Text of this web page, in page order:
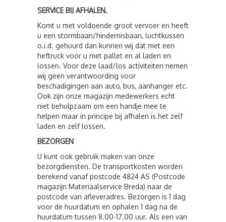
SERVICE BIJ AFHALEN.
Komt u met voldoende groot vervoer en heeft
u een stormbaan/hindernisbaan, luchtkussen
o.i.d. gehuurd dan kunnen wij dat met een
heftruck voor u met pallet en al laden en
lossen. Voor deze laad/los activiteiten nemen
wij geen verantwoording voor
beschadigingen aan auto, bus, aanhanger etc.
Ook zijn onze magazijn medewerkers echt
niet behulpzaam om een handje mee te
helpen maar in principe bij afhalen is het zelf
laden en zelf lossen.
BEZORGEN
U kunt ook gebruik maken van onze
bezorgdiensten. De transportkosten worden
berekend vanaf postcode 4824 AS (Postcode
magazijn Materiaalservice Breda) naar de
postcode van afleveradres. Bezorgen is 1 dag
voor de huurdatum en ophalen 1 dag na de
huurdatum tussen 8.00-17.00 uur. Als een van